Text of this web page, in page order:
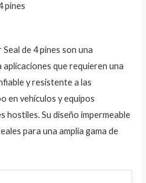
pines
de 4 pines son una
que requieren una
y resistente a las
en vehículos y equipos
hostiles. Su diseño impermeable
para una amplia gama de